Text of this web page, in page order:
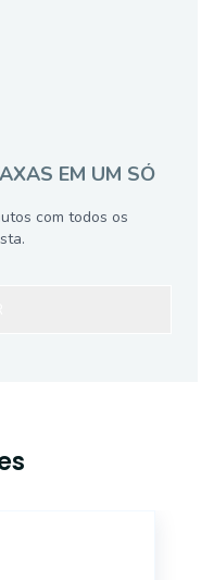
EM UM SÓ
com todos os